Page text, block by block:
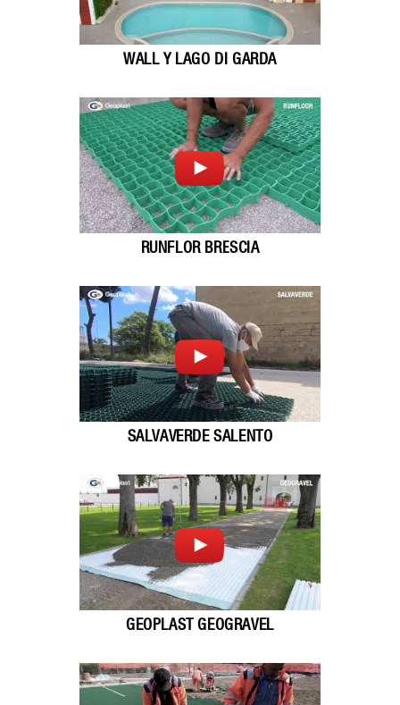
WALL Y LAGO DI GARDA
RUNFLOR BRESCIA
SALVAVERDE SALENTO
GEOPLAST GEOGRAVEL